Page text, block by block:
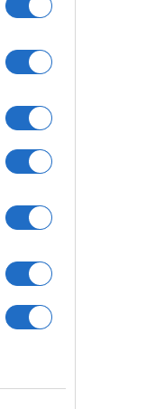
Mario Malu